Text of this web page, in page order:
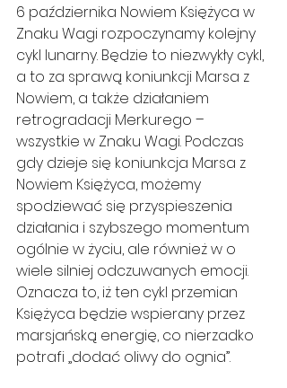
6 października Nowiem Księżyca w
Znaku Wagi rozpoczynamy kolejny
cykl lunarny. Będzie to niezwykły cykl,
a to za sprawą koniunkcji Marsa z
Nowiem, a także działaniem
retrogradacji Merkurego –
wszystkie w Znaku Wagi. Podczas
gdy dzieje się koniunkcja Marsa z
Nowiem Księżyca, możemy
spodziewać się przyspieszenia
działania i szybszego momentum
ogólnie w życiu, ale również w o
wiele silniej odczuwanych emocji.
Oznacza to, iż ten cykl przemian
Księżyca będzie wspierany przez
marsjańską energię, co nierzadko
potrafi „dodać oliwy do ognia”.